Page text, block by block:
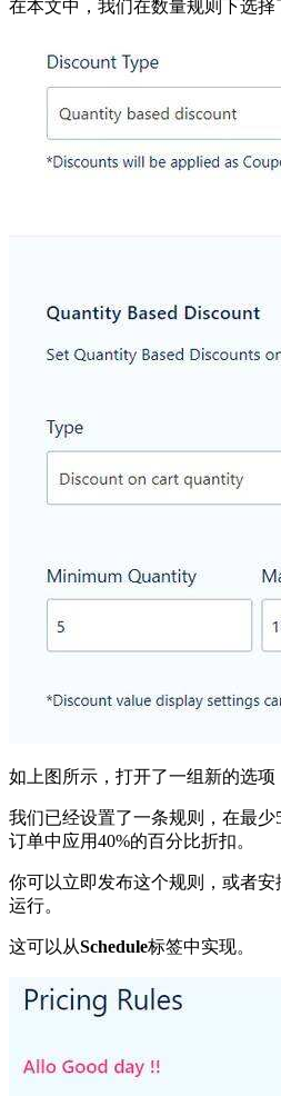
在本文中，我们在数量规则下选择
如上图所示，打开了一组新的选项
我们已经设置了一条规则，在最少
订单中应用40%的百分比折扣。
你可以立即发布这个规则，或者
运行。
这可以从Schedule标签中实现。